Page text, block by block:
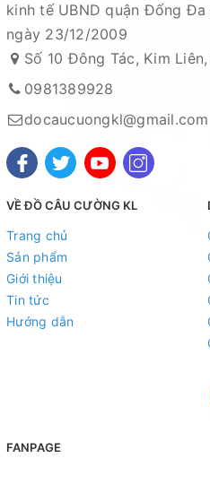
kinh tế UBND quận Đống
ngày 23/12/2009
Số 10 Đông Tác, Kim
0981389928
docaucuongkl@gmail.com
VỀ ĐỒ CÂU CƯỜNG KL
Trang chủ
Sản phẩm
Giới thiệu
Tin tức
Hướng dẫn
FANPAGE